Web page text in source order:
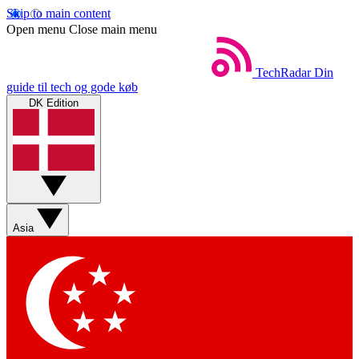
Skip to main content
Open menu Close main menu
TechRadar Din
guide til tech og gode køb
DK Edition
Asia